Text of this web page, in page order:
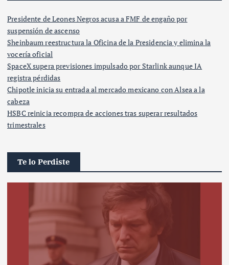
Presidente de Leones Negros acusa a FMF de engaño por
suspensión de ascenso
Sheinbaum reestructura la Oficina de la Presidencia y elimina la
vocería oficial
SpaceX supera previsiones impulsado por Starlink aunque IA
registra pérdidas
Chipotle inicia su entrada al mercado mexicano con Alsea a la
cabeza
HSBC reinicia recompra de acciones tras superar resultados
trimestrales
Te lo Perdiste